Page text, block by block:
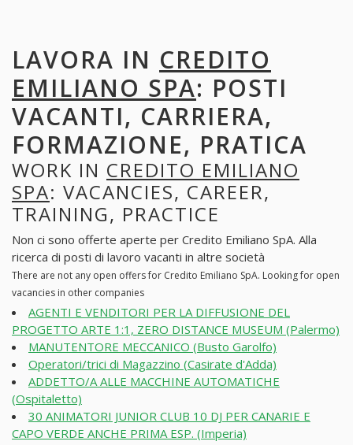
LAVORA IN CREDITO
EMILIANO SPA: POSTI
VACANTI, CARRIERA,
FORMAZIONE, PRATICA
WORK IN CREDITO EMILIANO
SPA: VACANCIES, CAREER,
TRAINING, PRACTICE
Non ci sono offerte aperte per Credito Emiliano SpA. Alla
ricerca di posti di lavoro vacanti in altre società
There are not any open offers for Credito Emiliano SpA. Looking for open
vacancies in other companies
AGENTI E VENDITORI PER LA DIFFUSIONE DEL
PROGETTO ARTE 1:1, ZERO DISTANCE MUSEUM (Palermo)
MANUTENTORE MECCANICO (Busto Garolfo)
Operatori/trici di Magazzino (Casirate d'Adda)
ADDETTO/A ALLE MACCHINE AUTOMATICHE
(Ospitaletto)
30 ANIMATORI JUNIOR CLUB 10 DJ PER CANARIE E
CAPO VERDE ANCHE PRIMA ESP. (Imperia)